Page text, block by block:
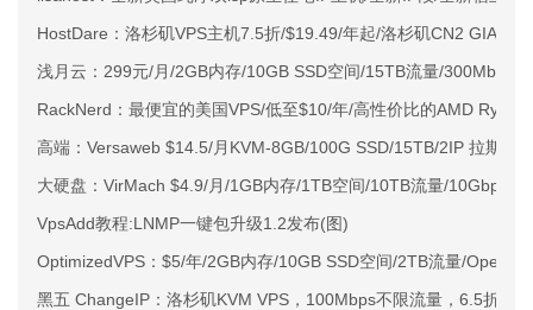
HostDare：洛杉矶VPS主机7.5折/$19.49/年起/洛杉矶CN2 GIA/日
浅月云：299元/月/2GB内存/10GB SSD空间/15TB流量/300Mbps-
RackNerd：最便宜的美国VPS/低至$10/年/高性价比的AMD
高端：Versaweb $14.5/月KVM-8GB/100G SSD/15TB/2IP 拉斯维
大硬盘：VirMach $4.9/月/1GB内存/1TB空间/10TB流量/10Gbps/
VpsAdd教程:LNMP一键包升级1.2发布(图)
OptimizedVPS：$5/年/2GB内存/10GB SSD空间/2TB流量/
黑五 ChangeIP：洛杉矶KVM VPS，100Mbps不限流量，6.5折优惠